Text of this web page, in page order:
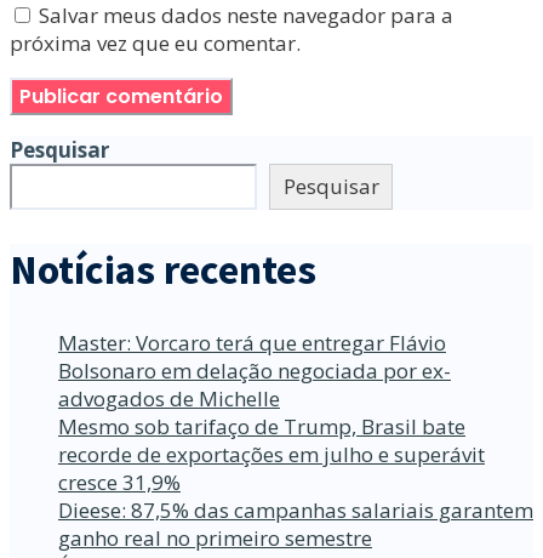
Salvar meus dados neste navegador para a
próxima vez que eu comentar.
Pesquisar
Pesquisar
Notícias recentes
Master: Vorcaro terá que entregar Flávio
Bolsonaro em delação negociada por ex-
advogados de Michelle
Mesmo sob tarifaço de Trump, Brasil bate
recorde de exportações em julho e superávit
cresce 31,9%
Dieese: 87,5% das campanhas salariais garantem
ganho real no primeiro semestre